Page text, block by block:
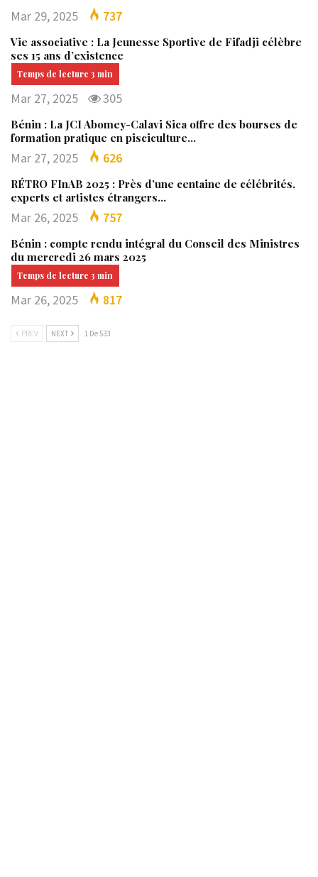
Mar 29, 2025 737
Vie associative : La Jeunesse Sportive de Fifadji célèbre
ses 15 ans d’existence
Mar 27, 2025 305
Bénin : La JCI Abomey-Calavi Sica offre des bourses de
formation pratique en pisciculture…
Mar 27, 2025 626
RÉTRO FInAB 2025 : Près d’une centaine de célébrités,
experts et artistes étrangers…
Mar 26, 2025 757
Bénin : compte rendu intégral du Conseil des Ministres
du mercredi 26 mars 2025
Mar 26, 2025 817
PREV NEXT 1 De 533